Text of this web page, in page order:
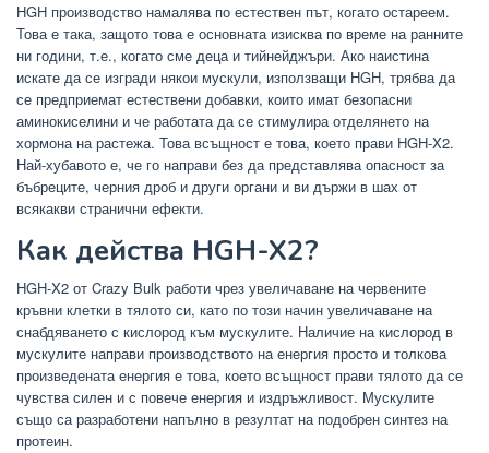
HGH производство намалява по естествен път, когато остареем.
Това е така, защото това е основната изисква по време на ранните
ни години, т.е., когато сме деца и тийнейджъри. Ако наистина
искате да се изгради някои мускули, използващи HGH, трябва да
се предприемат естествени добавки, които имат безопасни
аминокиселини и че работата да се стимулира отделянето на
хормона на растежа. Това всъщност е това, което прави HGH-X2.
Най-хубавото е, че го направи без да представлява опасност за
бъбреците, черния дроб и други органи и ви държи в шах от
всякакви странични ефекти.
Как действа HGH-X2?
HGH-X2 от Crazy Bulk работи чрез увеличаване на червените
кръвни клетки в тялото си, като по този начин увеличаване на
снабдяването с кислород към мускулите. Наличие на кислород в
мускулите направи производството на енергия просто и толкова
произведената енергия е това, което всъщност прави тялото да се
чувства силен и с повече енергия и издръжливост. Мускулите
също са разработени напълно в резултат на подобрен синтез на
протеин.